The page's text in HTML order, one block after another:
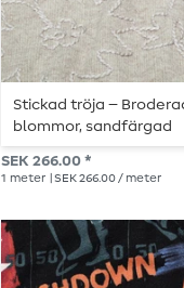
Stickad tröja –
blommor, sandfärgad
SEK 266.00 *
1 meter | SEK 266.00 / meter